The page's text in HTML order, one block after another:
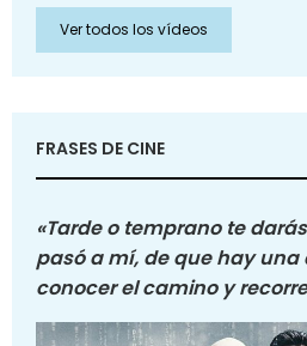
Ver todos los vídeos
FRASES DE CINE
«Tarde o temprano te
pasó a mí, de que hay
conocer el camino y